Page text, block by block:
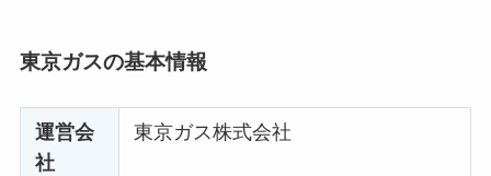
東京ガスの基本情報
運営会
社
東京ガス株式会社